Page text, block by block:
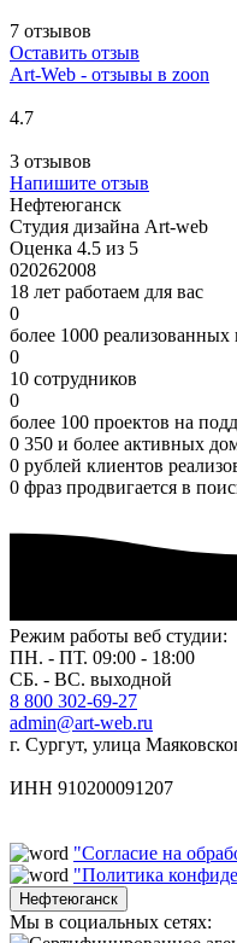
7 отзывов
Оставить отзыв
Art-Web - отзывы в zoon
4.7
3 отзывов
Напишите отзыв
Нефтеюганск
Студия дизайна Art-web
Оценка 4.5 из 5
020262008
18 лет работаем для вас
0
более 1000 реализованных
0
10 сотрудников
0
более 100 проектов на
0 350 и более активных
0 рублей клиентов
0 фраз продвигается в
Режим работы веб студии:
ПН. - ПТ. 09:00 - 18:00
СБ. - ВС. выходной
8 800 302-69-27
admin@art-web.ru
г. Сургут, улица
ИНН 910200091207
"Согласие на
"Политика
Нефтеюганск
Мы в социальных сетях: